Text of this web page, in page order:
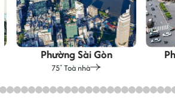
Phường Sài Gòn
75+Toà nhà